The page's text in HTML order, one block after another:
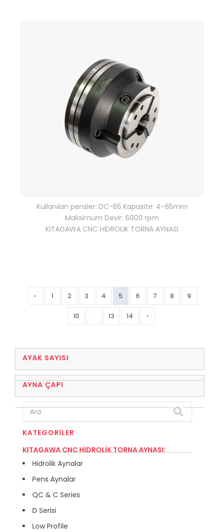
Kullanılan pensler: DC-65 Kapasite: 4-65mm
Maksimum Devir: 6000 rpm
KITAGAWA CNC HİDROLİK TORNA AYNASI
‹ 1 2 3 4 5 6 7 8 9
10 13 14 ›
AYAK SAYISI
AYNA ÇAPI
KATEGORILER
KITAGAWA CNC HİDROLİK TORNA AYNASI:
Hidrolik Aynalar
Pens Aynalar
QC & C Series
D Serisi
Low Profile